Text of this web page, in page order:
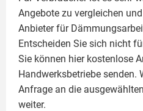
Angebote zu vergleichen
Anbieter für
Entscheiden Sie sich nicht
Sie können hier kostenlose
Handwerksbetriebe senden.
Anfrage an die
weiter.